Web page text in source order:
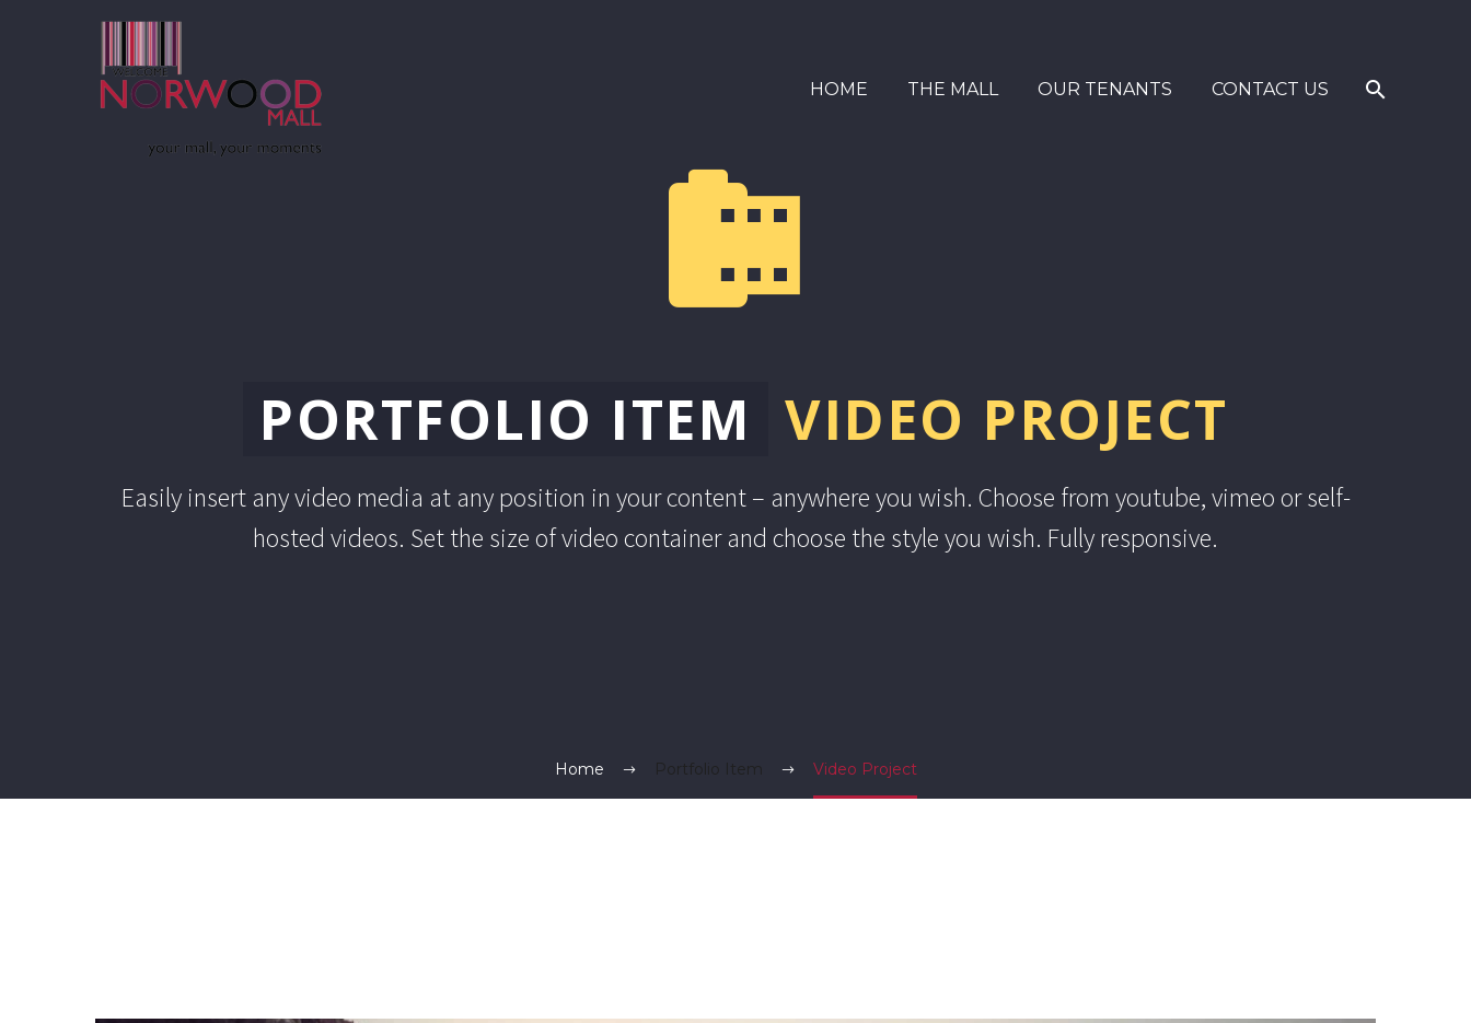
HOME THE MALL OUR TENANTS CONTACT US


PORTFOLIO ITEM VIDEO PROJECT
Easily insert any video media at any position in your content – anywhere you wish. Choose from youtube, vimeo or self-
hosted videos. Set the size of video container and choose the style you wish. Fully responsive.
Home Portfolio Item Video Project